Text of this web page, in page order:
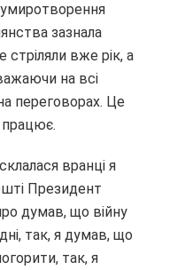
зазнала
стріляли вже рік, а
на всі
переговорах. Це
працює.
вранці я
Президент
думав, що війну
так, я думав, що
так, я